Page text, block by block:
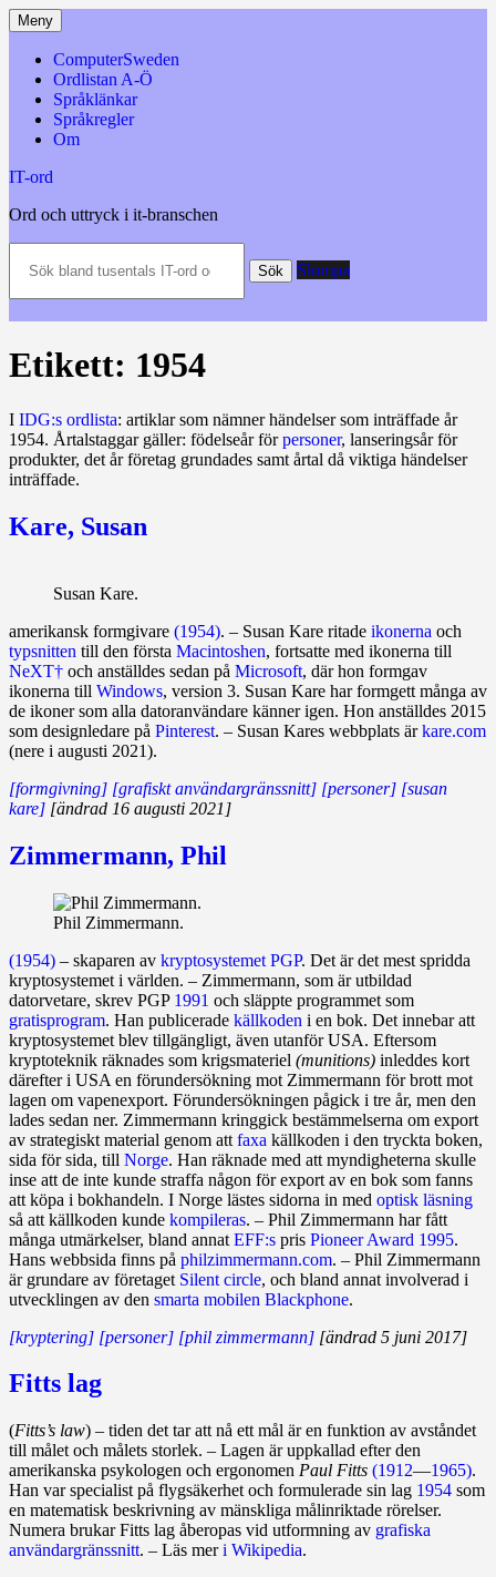
Hoppa
till
innehåll
Meny
ComputerSweden
Ordlistan A-Ö
Språklänkar
Språkregler
Om
IT-ord
Ord och uttryck i it-branschen
bland
och
datatermer
Sök Slumpa
Etikett: 1954
I IDG:s ordlista: artiklar som nämner händelser som inträffade år
1954. Årtalstaggar gäller: födelseår förpersoner, lanseringsår för
produkter, det år företag grundades samt årtal då viktiga händelser
inträffade.
Kare, Susan
Susan Kare.
amerikansk formgivare (1954). – Susan Kare ritade ikonerna och
typ­snitten till den första Macintoshen, fortsatte med ikonerna till
NeXT† och an­ställdes sedan på Micro­soft, där hon form­gav
ikonerna till Windows, version 3. Susan Kare har formgett många av
de ikoner som alla dator­användare känner igen. Hon anställdes 2015
som designledare på Pinterest. – Susan Kares webb­plats ärkare.com
(nere i augusti 2021).
[formgivning] [grafiskt användargränssnitt] [personer] [susan
kare] [ändrad 16 augusti 2021]
Zimmermann, Phil
Phil Zimmermann.
(1954) – skaparen av kryptosystemet PGP. Det är det mest spridda
krypto­systemet i världen. – Zimmermann, som är utbildad
datorvetare, skrev PGP 1991 och släppte programmet som
gratisprogram. Han publicerade källkoden i en bok. Det inne­bar att
krypto­systemet blev till­gängligt, även utanför USA. Ef­ter­som
krypto­teknik räknades som krigsmateriel (munitions) in­leddes kort
därefter i USA en förundersökning mot Zimmer­mann för brott mot
lagen om vapen­­export. Förundersök­ningen på­gick i tre år, men den
lades sedan ner. Zim­mer­mann kringgick bestäm­melserna om export
av strategiskt material genom att faxa källkoden i den tryckta boken,
sida för sida, till Norge. Han räknade med att myndigheterna skulle
inse att de inte kunde straffa någon för export av en bok som fanns
att köpa i bokhandeln. I Norge lästes sidorna in med optisk läsning
så att källkoden kunde kompileras. – Phil Zimmer­mann har fått
många ut­märkelser, bland annat EFF:s pris Pioneer Award 1995.
Hans webb­sida finns på philzimmermann.com. – Phil Zimmer­mann
är grundare av före­­taget Silent circle, och bland annat in­volverad i
ut­veck­lingen av den smarta mobilen Blackphone.
[kryptering] [personer] [phil zimmermann] [ändrad 5 juni 2017]
Fitts lag
(Fitts’s law) – tiden det tar att nå ett mål är en funktion av avståndet
till målet och målets storlek. – Lagen är uppkallad efter den
amerikanska psykologen och ergonomen Paul Fitts (1912—1965).
Han var specialist på flyg­säkerhet och formulerade sin lag 1954 som
en matematisk beskrivning av mänskliga målinriktade rörelser.
Numera brukar Fitts lag åberopas vid utformning av grafiska
användar­gränssnitt. – Läs meri Wikipedia.